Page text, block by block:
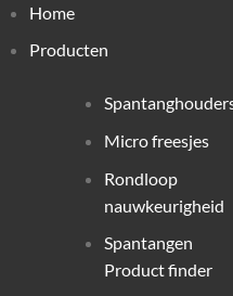
Home
Producten
Micro freesjes
Rondloop
nauwkeurigheid
Spantangen
Product finder